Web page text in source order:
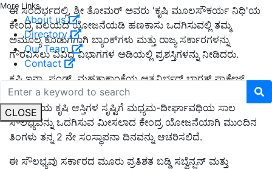
More Links
About us
Directory
Our Team
Contact
CLOSE
ಈ ಸಂದರ್ಭದಲ್ಲಿ, ಶ್ರೀ ತೋಮರ್ ಅವರು 'ಕೃಷಿ ಮೂಲಸೌಕರ್ಯ ನಿಧಿ'ಯ
ಕೇಂದ್ರ ವಲಯದ ಯೋಜನೆಯಡಿ ಹಣಕಾಸು ಒದಗಿಸುವಲ್ಲಿ ತಮ್ಮ
ಅಮೂಲ್ಯ ಕೊಡುಗೆಗಾಗಿ ಬ್ಯಾಂಕ್‌ಗಳು ಮತ್ತು ರಾಜ್ಯ ಸರ್ಕಾರಗಳನ್ನು
ಗೌರವಿಸಲು ವಿವಿಧ ವಿಭಾಗಗಳ ಅಡಿಯಲ್ಲಿ ಪ್ರಶಸ್ತಿಗಳನ್ನು ನೀಡಿದರು.
ಕೃಷಿ ಇನ್ಫ್ರಾ ಫಂಡ್, ಮಹತ್ವಾಕಾಂಕ್ಷೆಯ ಆತ್ಮನಿರ್ಭರ್ ಭಾರತ್ ಪ್ಯಾಕೇಜ್
ಅಡಿಯಲ್ಲಿ, ಸುಗ್ಗಿಯ ನಂತರದ ನಿರ್ವಹಣಾ ಮೂಲಸೌಕರ್ಯ ಮತ್ತು
ಸಮುದಾಯ ಕೃಷಿ ಆಸ್ತಿಗಳ ಸೃಷ್ಟಿಗೆ ಮಧ್ಯಮ-ದೀರ್ಘಾವಧಿಯ ಸಾಲ
ಸೌಲಭ್ಯವನ್ನು ಒದಗಿಸುವ ಮೀಸಲಾದ ಕೇಂದ್ರ ಯೋಜನೆಯಾಗಿ ಮುಂದಿನ
ತಿಂಗಳು ತನ್ನ 2 ನೇ ಸಂಸ್ಥಾಪನಾ ದಿನವನ್ನು ಆಚರಿಸಲಿದೆ.
ಈ ಸೌಲಭ್ಯವು ಸರ್ಕಾರದ ಮೂರು ಪ್ರತಿಶತ ಬಡ್ಡಿ ಸಬ್ವೆನ್ಷನ್ ಮತ್ತು